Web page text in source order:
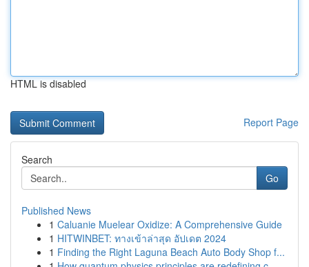
HTML is disabled
Report Page
Search
Go
Published News
1 Caluanie Muelear Oxidize: A Comprehensive Guide
1 HITWINBET: ทางเข้าล่าสุด อัปเดต 2024
1 Finding the Right Laguna Beach Auto Body Shop f...